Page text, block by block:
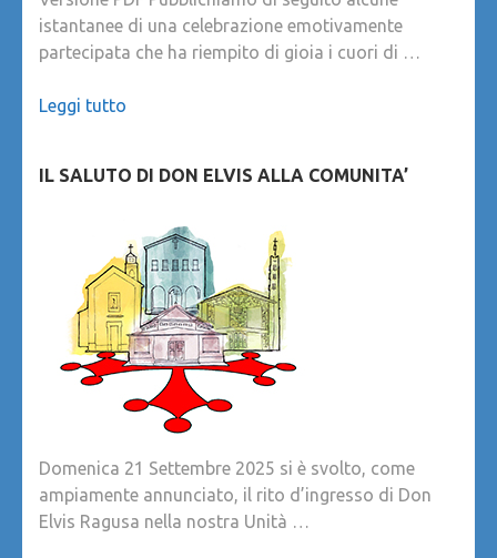
istantanee di una celebrazione emotivamente
partecipata che ha riempito di gioia i cuori di …
Leggi tutto
IL SALUTO DI DON ELVIS ALLA COMUNITA’
Domenica 21 Settembre 2025 si è svolto, come
ampiamente annunciato, il rito d’ingresso di Don
Elvis Ragusa nella nostra Unità …